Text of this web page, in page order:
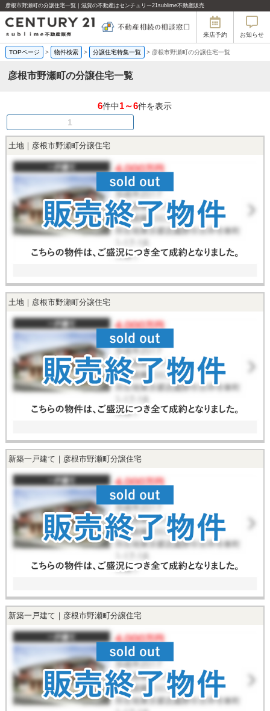
彦根市野瀬町の分譲住宅一覧｜滋賀の不動産はセンチュリー21sublime不動産販売
来店予約 お知らせ
TOPページ > 物件検索 > 分譲住宅特集一覧 > 彦根市野瀬町の分譲住宅一覧
彦根市野瀬町の分譲住宅一覧
6件中1～6件を表示
1
土地｜彦根市野瀬町分譲住宅
土地｜彦根市野瀬町分譲住宅
新築一戸建て｜彦根市野瀬町分譲住宅
新築一戸建て｜彦根市野瀬町分譲住宅